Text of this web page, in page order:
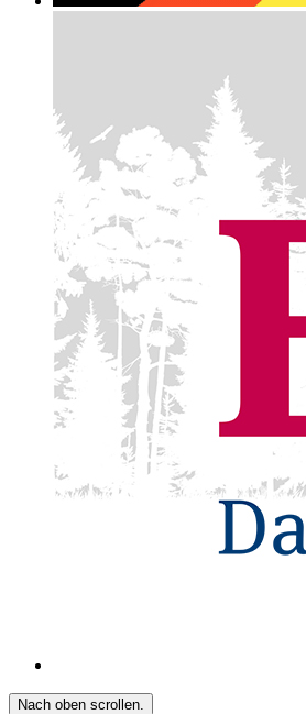
Nach oben scrollen.